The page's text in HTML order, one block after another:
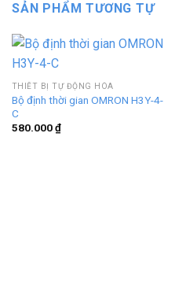
SẢN PHẨM TƯƠNG TỰ
THIẾT BỊ TỰ ĐỘNG HÓA
Bộ định thời gian OMRON H3Y-4-
C
580.000₫